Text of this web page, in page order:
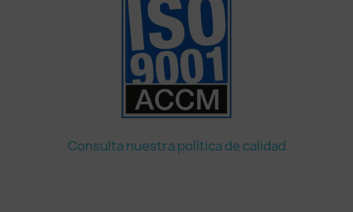
Consulta nuestra política de calidad